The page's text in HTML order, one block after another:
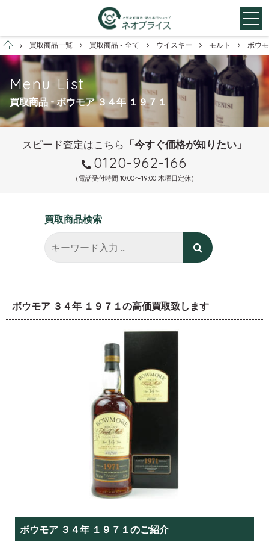
お酒買取専門店ネオプライス
買取商品一覧 買取商品 - 全て ウイスキー モルト ボウ
Menu List
買取商品 - ボウモア ３４年 １９７１
スピード査定はこちら 「今すぐ価格が知りたい」
0120-962-166
（電話受付時間 10:00〜19:00 木曜日定休）
買取商品検索
ボウモア ３４年 １９７１の高価買取致します
ボウモア ３４年 １９７１のご紹介